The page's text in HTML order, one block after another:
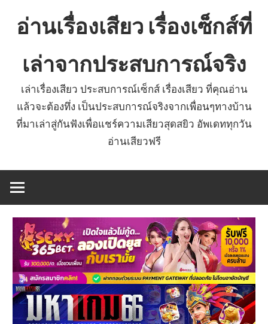
อ่านเรื่องเสียว เรื่องเซ็กส์ที่
เล่าจากประสบการณ์จริง
เล่าเรื่องเสียว ประสบการณ์เซ็กส์ เรื่องเสียว ที่คุณอ่าน
แล้วจะต้องทึ่ง เป็นประสบการณ์จริงจากเพื่อนๆทางบ้าน
ที่มาเล่าสู่กันฟังเพื่อแชร์ความเสียวสุดสยิว อัพเดททุกวัน
อ่านเสียวฟรี